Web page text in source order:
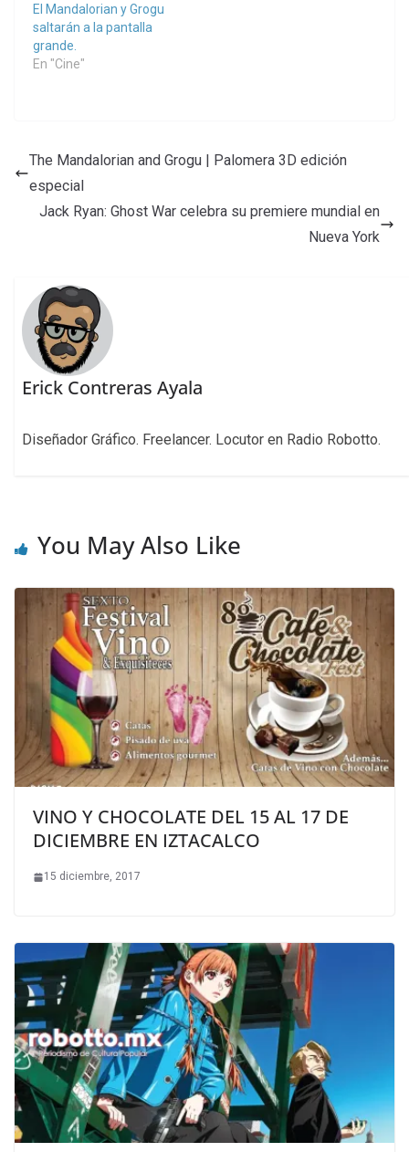
El Mandalorian y Grogu
saltarán a la pantalla
grande.
En "Cine"
The Mandalorian and Grogu | Palomera 3D edición
especial
Jack Ryan: Ghost War celebra su premiere mundial en
Nueva York
Erick Contreras Ayala
Diseñador Gráfico. Freelancer. Locutor en Radio Robotto.
You May Also Like
VINO Y CHOCOLATE DEL 15 AL 17 DE
DICIEMBRE EN IZTACALCO
15 diciembre, 2017